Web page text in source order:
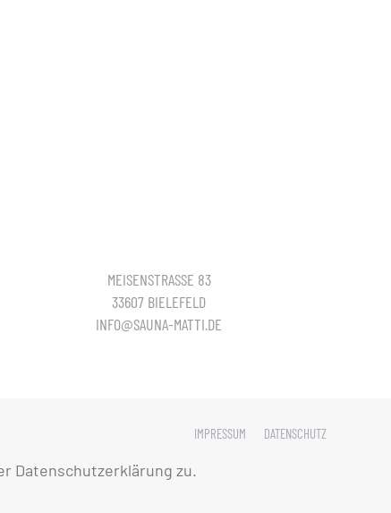
Datenschutzerklärung zu.
MEISENSTRASSE 83
33607 BIELEFELD
INFO@SAUNA-MATTI.DE
IMPRESSUM DATENSCHUTZ